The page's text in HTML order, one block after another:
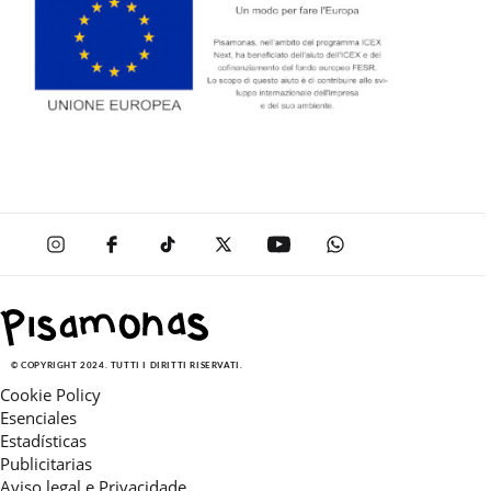
© COPYRIGHT 2024. TUTTI I DIRITTI RISERVATI.
Cookie Policy
Esenciales
Estadísticas
Publicitarias
Aviso legal e Privacidade